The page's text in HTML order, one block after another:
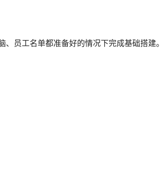
员工名单都准备好的情况下完成基础搭建。